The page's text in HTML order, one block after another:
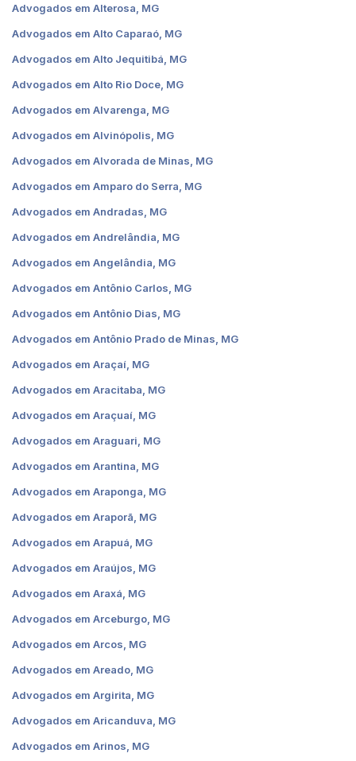
Advogados em Alterosa, MG
Advogados em Alto Caparaó, MG
Advogados em Alto Jequitibá, MG
Advogados em Alto Rio Doce, MG
Advogados em Alvarenga, MG
Advogados em Alvinópolis, MG
Advogados em Alvorada de Minas, MG
Advogados em Amparo do Serra, MG
Advogados em Andradas, MG
Advogados em Andrelândia, MG
Advogados em Angelândia, MG
Advogados em Antônio Carlos, MG
Advogados em Antônio Dias, MG
Advogados em Antônio Prado de Minas, MG
Advogados em Araçaí, MG
Advogados em Aracitaba, MG
Advogados em Araçuaí, MG
Advogados em Araguari, MG
Advogados em Arantina, MG
Advogados em Araponga, MG
Advogados em Araporã, MG
Advogados em Arapuá, MG
Advogados em Araújos, MG
Advogados em Araxá, MG
Advogados em Arceburgo, MG
Advogados em Arcos, MG
Advogados em Areado, MG
Advogados em Argirita, MG
Advogados em Aricanduva, MG
Advogados em Arinos, MG